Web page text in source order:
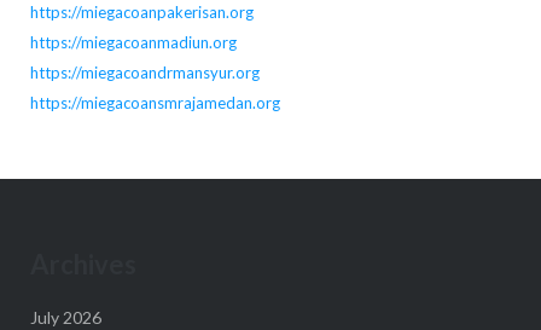
https://miegacoanpakerisan.org
https://miegacoanmadiun.org
https://miegacoandrmansyur.org
https://miegacoansmrajamedan.org
July 2026